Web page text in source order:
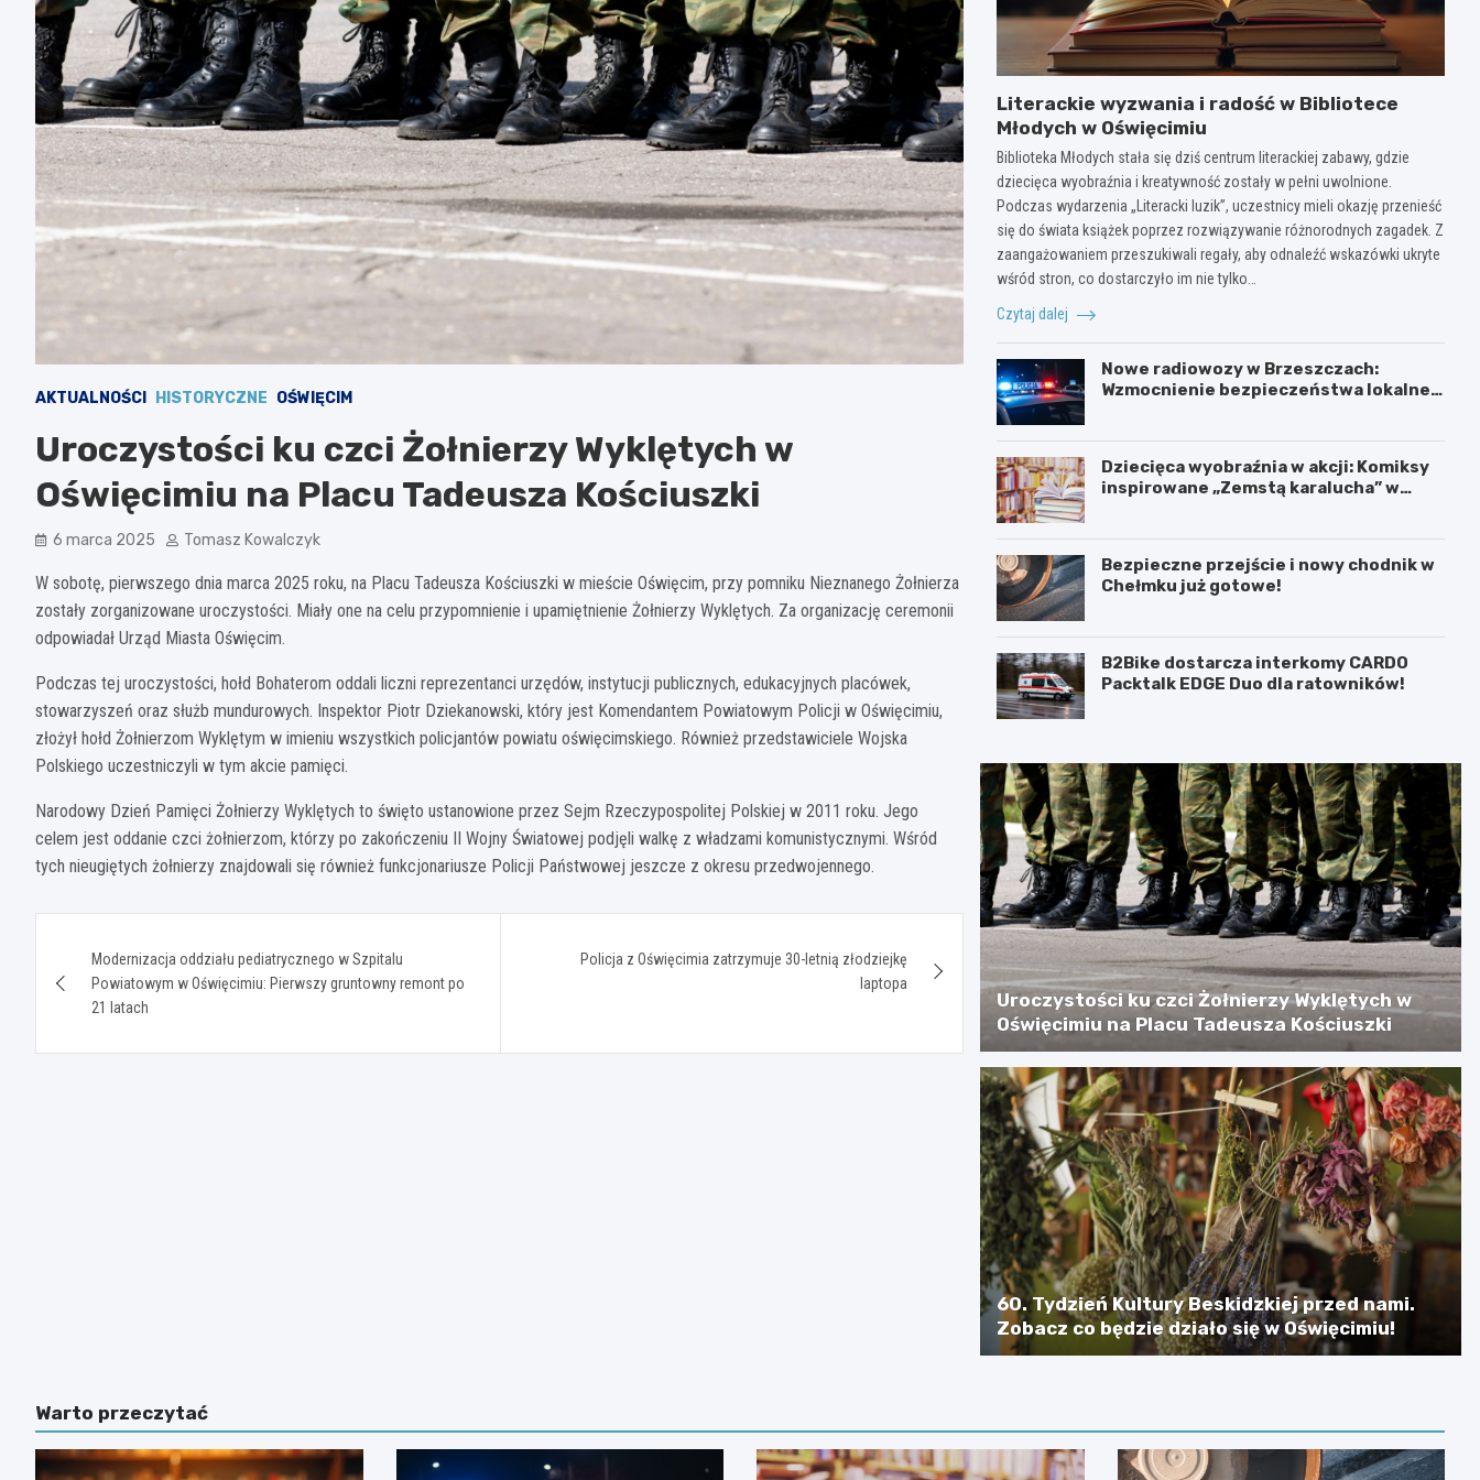
AKTUALNOŚCI HISTORYCZNE OŚWIĘCIM
Uroczystości ku czci Żołnierzy Wyklętych w
Oświęcimiu na Placu Tadeusza Kościuszki
6 marca 2025 Tomasz Kowalczyk
W sobotę, pierwszego dnia marca 2025 roku, na Placu Tadeusza Kościuszki w mieście Oświęcim, przy pomniku Nieznanego Żołnierza
zostały zorganizowane uroczystości. Miały one na celu przypomnienie i upamiętnienie Żołnierzy Wyklętych. Za organizację ceremonii
odpowiadał Urząd Miasta Oświęcim.
Podczas tej uroczystości, hołd Bohaterom oddali liczni reprezentanci urzędów, instytucji publicznych, edukacyjnych placówek,
stowarzyszeń oraz służb mundurowych. Inspektor Piotr Dziekanowski, który jest Komendantem Powiatowym Policji w Oświęcimiu,
złożył hołd Żołnierzom Wyklętym w imieniu wszystkich policjantów powiatu oświęcimskiego. Również przedstawiciele Wojska
Polskiego uczestniczyli w tym akcie pamięci.
Narodowy Dzień Pamięci Żołnierzy Wyklętych to święto ustanowione przez Sejm Rzeczypospolitej Polskiej w 2011 roku. Jego
celem jest oddanie czci żołnierzom, którzy po zakończeniu II Wojny Światowej podjęli walkę z władzami komunistycznymi. Wśród
tych nieugiętych żołnierzy znajdowali się również funkcjonariusze Policji Państwowej jeszcze z okresu przedwojennego.
wpisuModernizacja oddziału pediatrycznego w Szpitalu
Powiatowym w Oświęcimiu: Pierwszy gruntowny remont po
21 latach
Policja z Oświęcimia zatrzymuje 30-letnią złodziejkę
laptopa
Literackie wyzwania i radość w Bibliotece
Młodych w Oświęcimiu
Biblioteka Młodych stała się dziś centrum literackiej zabawy, gdzie
dziecięca wyobraźnia i kreatywność zostały w pełni uwolnione.
Podczas wydarzenia „Literacki luzik”, uczestnicy mieli okazję przenieść
się do świata książek poprzez rozwiązywanie różnorodnych zagadek. Z
zaangażowaniem przeszukiwali regały, aby odnaleźć wskazówki ukryte
wśród stron, co dostarczyło im nie tylko…
Czytaj dalej
Nowe radiowozy w Brzeszczach:
Wzmocnienie bezpieczeństwa lokalnej
Dziecięca wyobraźnia w akcji: Komiksy
inspirowane „Zemstą karalucha” w
Bezpieczne przejście i nowy chodnik w
Chełmku już gotowe!
B2Bike dostarcza interkomy CARDO
Packtalk EDGE Duo dla ratowników!
Uroczystości ku czci Żołnierzy Wyklętych w
Oświęcimiu na Placu Tadeusza Kościuszki
60. Tydzień Kultury Beskidzkiej przed nami.
Zobacz co będzie działo się w Oświęcimiu!
Warto przeczytać